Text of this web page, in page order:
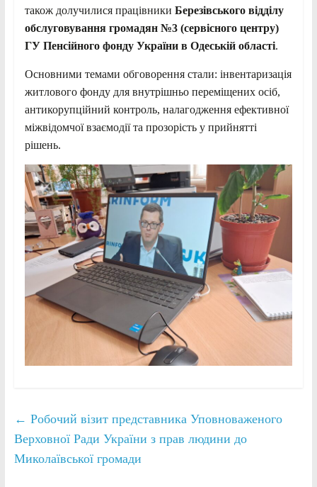
також долучилися працівники Березівського відділу
обслуговування громадян №3 (сервісного центру)
ГУ Пенсійного фонду України в Одеській області.
Основними темами обговорення стали: інвентаризація
житлового фонду для внутрішньо переміщених осіб,
антикорупційний контроль, налагодження ефективної
міжвідомчої взаємодії та прозорість у прийнятті
рішень.
← Робочий візит представника Уповноваженого
Верховної Ради України з прав людини до
Миколаївської громади